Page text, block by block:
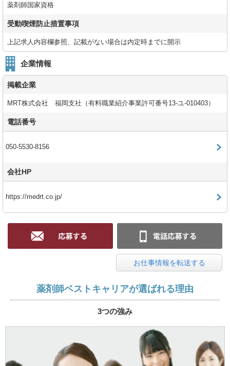
薬剤師国家資格
受動喫煙防止措置事項
上記求人内容欄参照、記載がない場合は内定時までに開示
企業情報
掲載企業
MRT株式会社 福岡支社（有料職業紹介事業許可番号13-ユ-010403）
電話番号
050-5530-8156
会社HP
https://medrt.co.jp/
お仕事情報を転送する
薬剤師ベストキャリアが選ばれる理由
3つの強み